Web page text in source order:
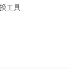
工具